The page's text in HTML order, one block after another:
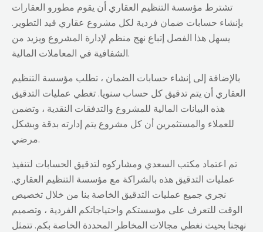
تشترط مؤسسة التنظيم العقاري أن يقوم مطورو العقارات
بإنشاء حسابات ضمان فردية لكل مشروع عقاري قيد التطوير.
يسهل هذا الفصل إتباع نهج منظم لإدارة المشروع ويزيد من
الشفافية في المعاملات المالية.
بالإضافة إلى إنشاء حسابات الضمان ، تطلب مؤسسة التنظيم
العقاري أن يتم تدقيق كل حساب سنويا. تغطي عمليات التدقيق
هذه البيانات المالية للمشروع والتدفقات النقدية ، وتضمن
للعملاء والمستثمرين أن كل مشروع يتم إدارته بدقة وبشكل
مرضي.
تم اعتماد مكتب السعدي ومشاركوه لتدقيق الحسابات لتنفيذ
عمليات التدقيق هذه بالشراكة مع مؤسسة التنظيم العقاري.
نجري جميع عمليات التدقيق الخاصة بنا من خلال تخصيص
الوقت للتعرف على مؤسستكم واحتياجاتكم الفردية ، وتصميم
نهجنا بحيث نغطي مجالات المخاطر المحددة الخاصة بكم. تتمثل